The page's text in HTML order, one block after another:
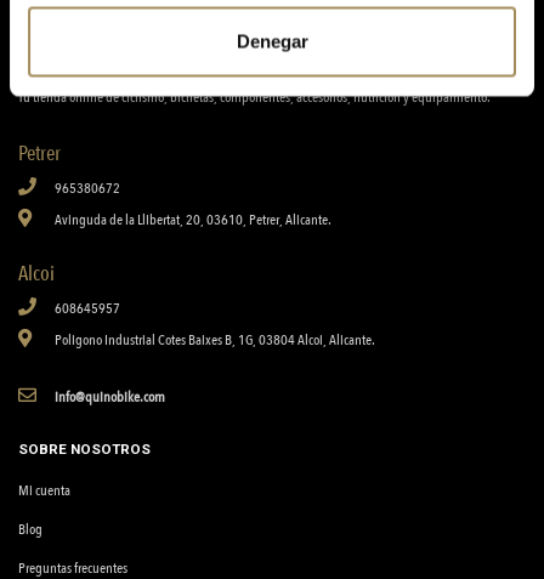
Denegar
Tu tienda online de ciclismo, biciletas, componentes, accesorios, nutrición y equipamiento.
Petrer
965380672
Avinguda de la Llibertat, 20, 03610, Petrer, Alicante.
Alcoi
608645957
Poligono Industrial Cotes Baixes B, 1G, 03804 Alcoi, Alicante.
info@quinobike.com
SOBRE NOSOTROS
Mi cuenta
Blog
Preguntas frecuentes